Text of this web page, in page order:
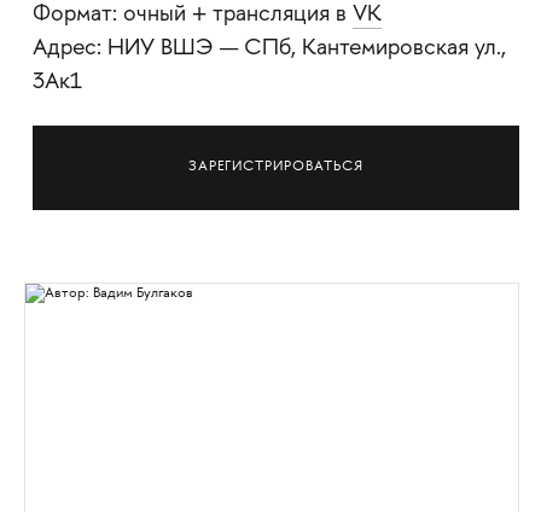
Формат: очный + трансляция в VK
Адрес: НИУ ВШЭ — СПб, Кантемировская ул.,
3Ак1
ЗАРЕГИСТРИРОВАТЬСЯ